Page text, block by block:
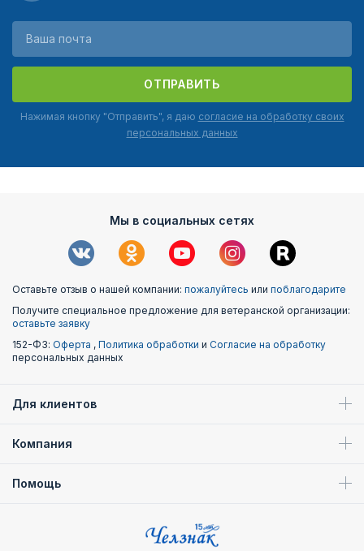
ОТПРАВИТЬ
Нажимая кнопку "Отправить", я даю согласие на обработку своих
персональных данных
Мы в социальных сетях
Оставьте отзыв о нашей компании: пожалуйтесь или поблагодарите
Получите специальное предложение для ветеранской организации:
оставьте заявку
152-ФЗ: Оферта , Политика обработки и Согласие на обработку
персональных данных
Для клиентов
Компания
Помощь